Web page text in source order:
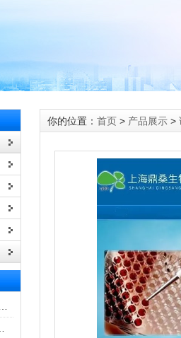
你的位置： 首页 > 产品展示 >